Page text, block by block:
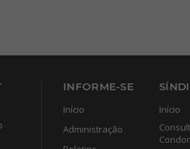
INFORME-SE
Início
Administração
Início